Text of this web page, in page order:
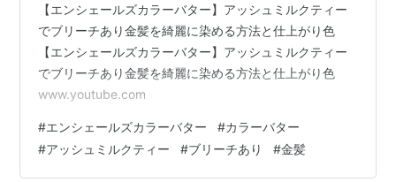
【エンシェールズカラーバター】アッシュミルクティー
でブリーチあり金髪を綺麗に染める方法と仕上がり色
【エンシェールズカラーバター】アッシュミルクティー
でブリーチあり金髪を綺麗に染める方法と仕上がり色
www.youtube.com
#エンシェールズカラーバター #カラーバター
#アッシュミルクティー #ブリーチあり #金髪